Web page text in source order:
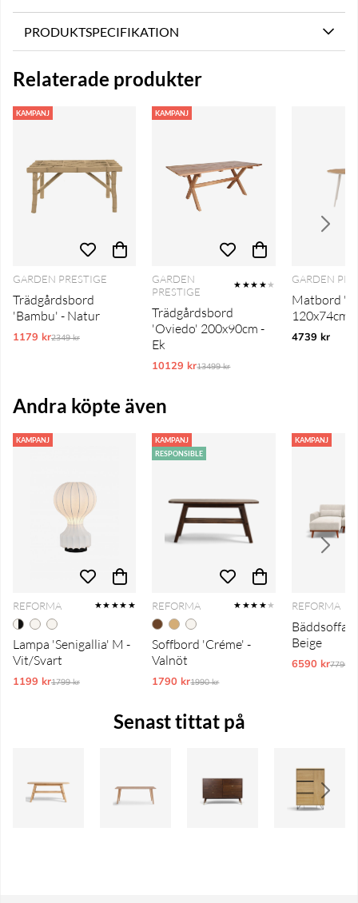
PRODUKTSPECIFIKATION
Relaterade produkter
KAMPANJ
GARDEN PRESTIGE
Trädgårdsbord
'Bambu' - Natur
1179 krOrdinarie pris:
2349 kr
KAMPANJ
GARDEN
PRESTIGE
★★★★★
Trädgårdsbord
'Oviedo' 200x90cm -
Ek
10129 krOrdinarie pris:
13499 kr
GARDEN
Matbord
120x74cm
4739 kr
Andra köpte även
KAMPANJ
REFORMA ★★★★★
Lampa 'Senigallia' M -
Vit/Svart
1199 krOrdinarie pris:
1799 kr
KAMPANJ
RESPONSIBLE
REFORMA ★★★★★
Soffbord 'Créme' -
Valnöt
1790 krOrdinarie pris:
1990 kr
KAMPANJ
REFORMA
Bäddsoffa
Beige
6590 kr7790 kr
Senast tittat på